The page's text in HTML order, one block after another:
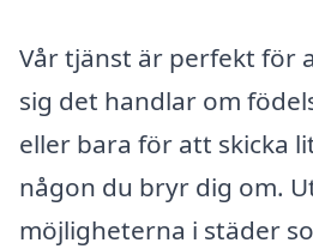
Vår tjänst är perfekt för
sig det handlar om
eller bara för att skicka
någon du bryr dig om.
möjligheterna i städer